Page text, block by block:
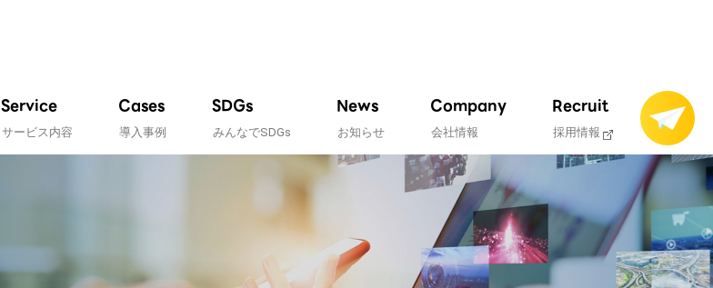
Service
サービス内容
Cases
導入事例
SDGs
みんなでSDGs
News
お知らせ
Company
会社情報
Recruit
採用情報